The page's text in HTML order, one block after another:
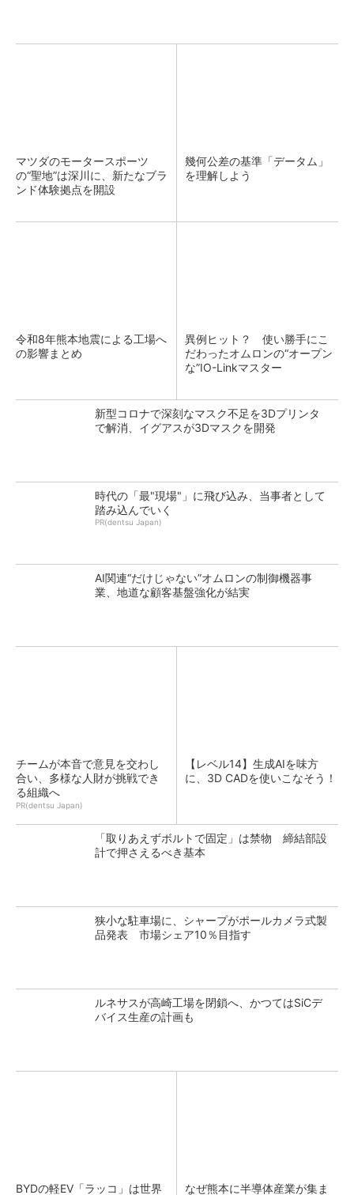
マツダのモータースポーツ
の“聖地”は深川に、新たなブラ
ンド体験拠点を開設
幾何公差の基準「データム」
を理解しよう
令和8年熊本地震による工場へ
の影響まとめ
異例ヒット？ 使い勝手にこ
だわったオムロンの“オープン
な”IO-Linkマスター
新型コロナで深刻なマスク不足を3Dプリンタ
で解消、イグアスが3Dマスクを開発
時代の「最"現場"」に飛び込み、当事者として
踏み込んでいく
PR(dentsu Japan)
AI関連“だけじゃない”オムロンの制御機器事
業、地道な顧客基盤強化が結実
チームが本音で意見を交わし
合い、多様な人財が挑戦でき
る組織へ
PR(dentsu Japan)
【レベル14】生成AIを味方
に、3D CADを使いこなそう！
「取りあえずボルトで固定」は禁物 締結部設
計で押さえるべき基本
狭小な駐車場に、シャープがポールカメラ式製
品発表 市場シェア10％目指す
ルネサスが高崎工場を閉鎖へ、かつてはSiCデ
バイス生産の計画も
BYDの軽EV「ラッコ」は世界
なぜ熊本に半導体産業が集ま